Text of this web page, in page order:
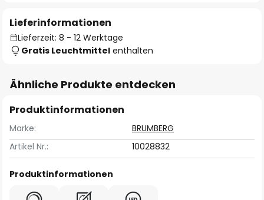
Lieferinformationen
Lieferzeit: 8 - 12 Werktage
Gratis Leuchtmittel enthalten
Ähnliche Produkte entdecken
Produktinformationen
Marke:
BRUMBERG
Artikel Nr.:
10028832
Produktinformationen